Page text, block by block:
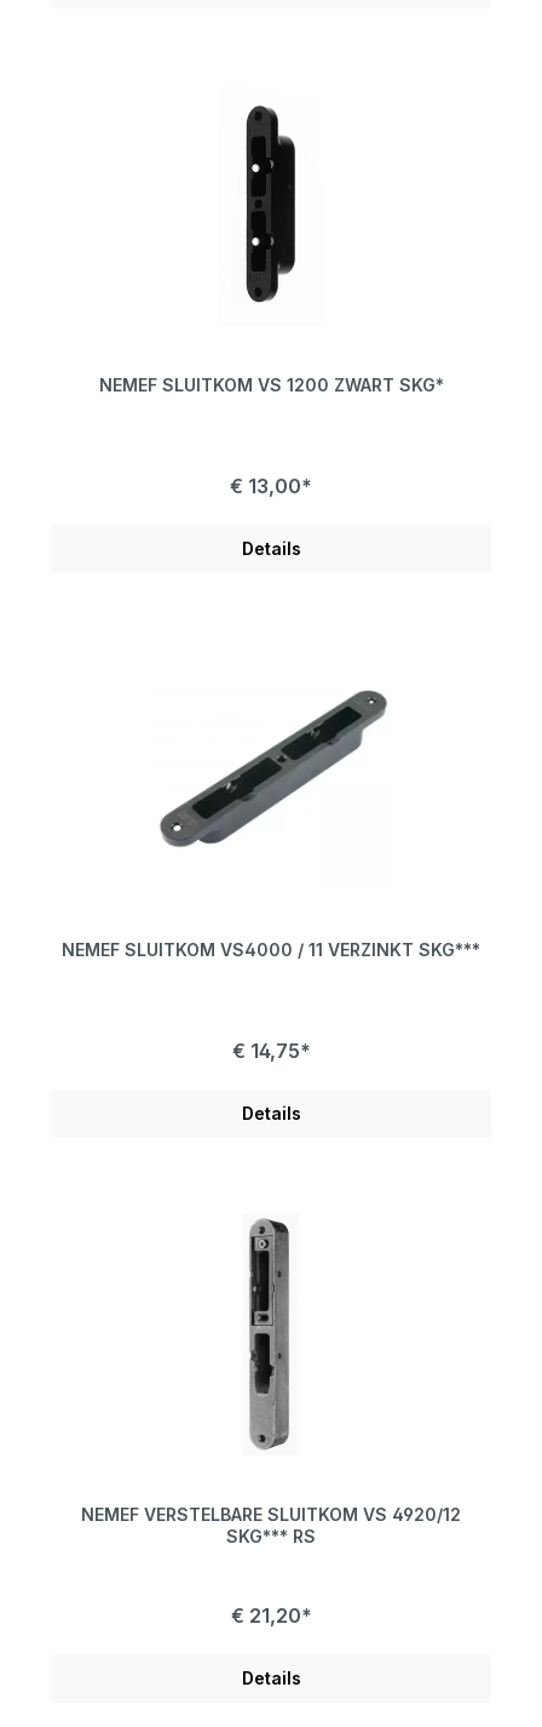
NEMEF SLUITKOM VS 1200 ZWART SKG*
€ 13,00*
Details
NEMEF SLUITKOM VS4000 / 11 VERZINKT SKG***
€ 14,75*
Details
NEMEF VERSTELBARE SLUITKOM VS 4920/12
SKG*** RS
€ 21,20*
Details